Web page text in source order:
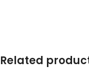
Related